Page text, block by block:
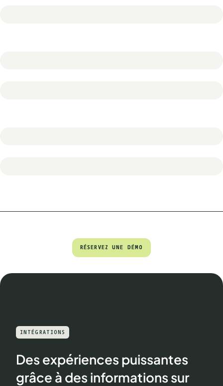
RÉSERVEZ UNE DÉMO
RÉSERVEZ UNE DÉMO
INTÉGRATIONS
Des expériences puissantes
grâce à des informations sur